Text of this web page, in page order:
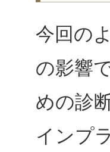
今回の
の影響
めの診
インプ